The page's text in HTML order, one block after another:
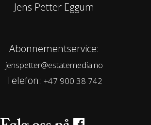
Jens Petter Eggum
Abonnementservice:
jenspetter@estatemedia.no
Telefon: +47 900 38 742